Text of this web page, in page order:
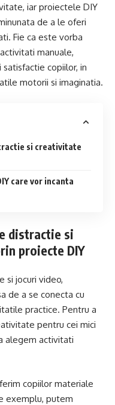
iar proiectele DIY
de a le oferi
Fie ca este vorba
manuale,
copiilor, in
motorii si imaginatia.
si creativitate
care vor incanta
distractie si
proiecte DIY
si jocuri video,
de a se conecta cu
practice. Pentru a
pentru cei mici
alegem activitati
copiilor materiale
exemplu, putem